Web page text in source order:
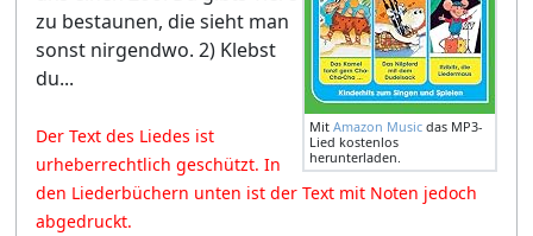
Mit Amazon Music das MP3-
Lied kostenlos
herunterladen.
zu bestaunen, die sieht man
sonst nirgendwo. 2) Klebst
du...
Der Text des Liedes ist
urheberrechtlich geschützt. In
den Liederbüchern unten ist der Text mit Noten jedoch
abgedruckt.